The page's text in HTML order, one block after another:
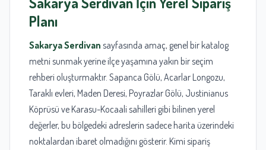
Planı
Sakarya Serdivan sayfasında amaç, genel bir katalog
metni sunmak yerine ilçe yaşamına yakın bir seçim
rehberi oluşturmaktır. Sapanca Gölü, Acarlar Longozu,
Taraklı evleri, Maden Deresi, Poyrazlar Gölü, Justinianus
Köprüsü ve Karasu-Kocaali sahilleri gibi bilinen yerel
değerler, bu bölgedeki adreslerin sadece harita üzerindeki
noktalardan ibaret olmadığını gösterir. Kimi sipariş